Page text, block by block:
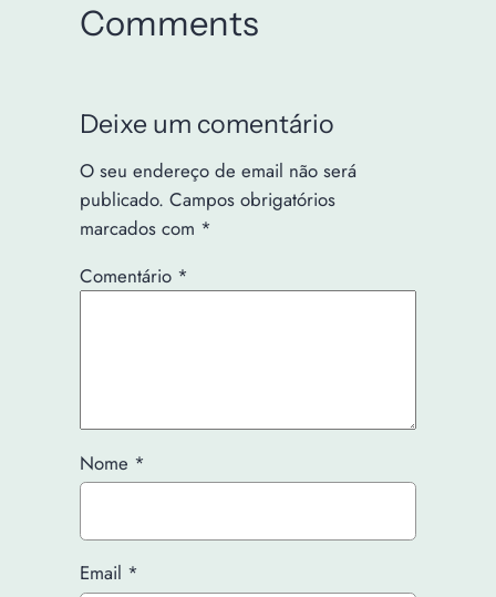
Comments
Deixe um comentário
O seu endereço de email não será
publicado. Campos obrigatórios
marcados com *
Comentário *
Nome *
Email *